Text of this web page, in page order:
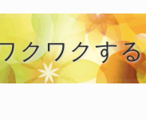
クワクする